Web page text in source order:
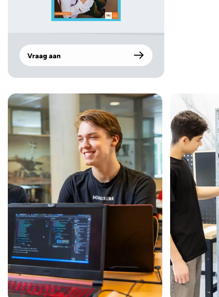
Vraag aan